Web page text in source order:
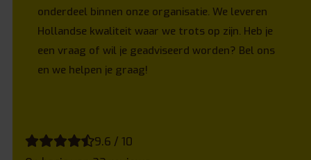
onderdeel binnen onze organisatie. We leveren
Hollandse kwaliteit waar we trots op zijn. Heb je
een vraag of wil je geadviseerd worden? Bel ons
en we helpen je graag!
9.6 / 10